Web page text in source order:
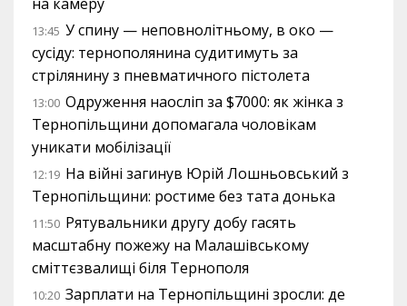
13:45 У спину — неповнолітньому, в око —
сусіду: тернополянина судитимуть за
стрілянину з пневматичного пістолета
13:00 Одруження наосліп за $7000: як жінка з
Тернопільщини допомагала чоловікам
уникати мобілізації
12:19 На війні загинув Юрій Лошньовський з
Тернопільщини: ростиме без тата донька
11:50 Рятувальники другу добу гасять
масштабну пожежу на Малашівському
сміттєзвалищі біля Тернополя
10:20 Зарплати на Тернопільщині зросли: де